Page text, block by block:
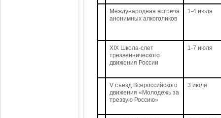
Международная встреча
анонимных алкоголиков
1-4 июля
XIX Школа-слет
трезвеннического
движения России
1-7 июля
V съезд Всероссийского
движения «Молодежь за
трезвую Россию»
3 июля